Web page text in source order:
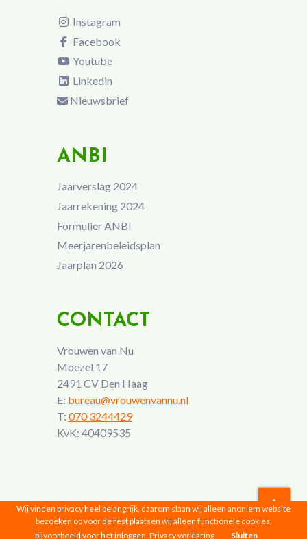
Instagram
Facebook
Youtube
Linkedin
Nieuwsbrief
ANBI
Jaarverslag 2024
Jaarrekening 2024
Formulier ANBI
Meerjarenbeleidsplan
Jaarplan 2026
CONTACT
Vrouwen van Nu
Moezel 17
2491 CV Den Haag
E: bureau@vrouwenvannu.nl
T: 070 3244429
KvK: 40409535
Vrouwen van Nu © 2026 |Privacyverklaring
Wij vinden privacy heel belangrijk, daarom slaan wij alleen anoniem website
bezoeken op voor de rest plaatsen wij alleen functionele cookies,
bijvoorbeeld voor het inloggen. Privacy verklaring Sluiten